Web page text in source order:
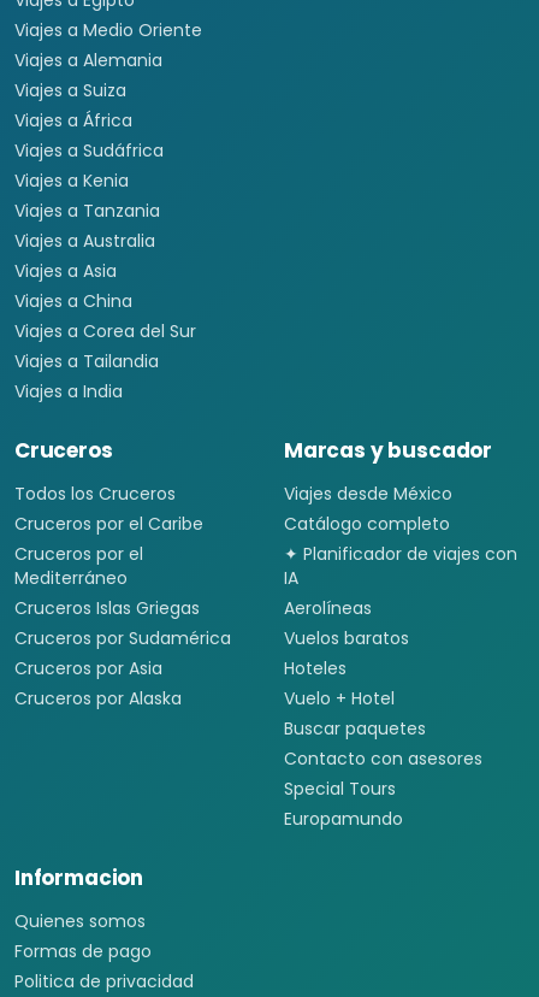
Viajes a Medio Oriente
Viajes a Alemania
Viajes a Suiza
Viajes a África
Viajes a Sudáfrica
Viajes a Kenia
Viajes a Tanzania
Viajes a Australia
Viajes a Asia
Viajes a China
Viajes a Corea del Sur
Viajes a Tailandia
Viajes a India
Cruceros
Todos los Cruceros
Cruceros por el Caribe
Cruceros por el
Mediterráneo
Cruceros Islas Griegas
Cruceros por Sudamérica
Cruceros por Asia
Cruceros por Alaska
Marcas y buscador
Viajes desde México
Catálogo completo
✦ Planificador de viajes con
IA
Aerolíneas
Vuelos baratos
Hoteles
Vuelo + Hotel
Buscar paquetes
Contacto con asesores
Special Tours
Europamundo
Informacion
Quienes somos
Formas de pago
Politica de privacidad